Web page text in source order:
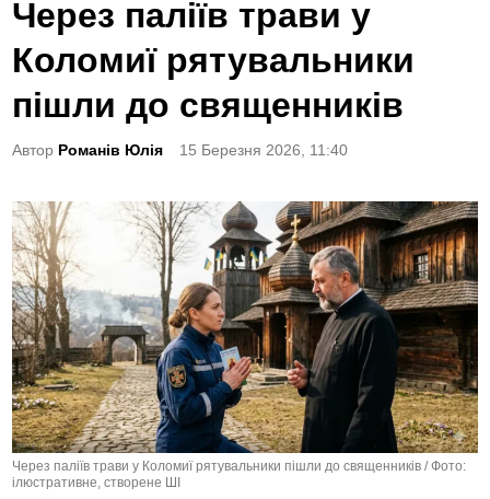
e
d
i
Через паліїв трави у
Коломиї рятувальники
пішли до священників
Автор Романів Юлія 15 Березня 2026, 11:40
Через паліїв трави у Коломиї рятувальники пішли до священників / Фото:
ілюстративне, створене ШІ